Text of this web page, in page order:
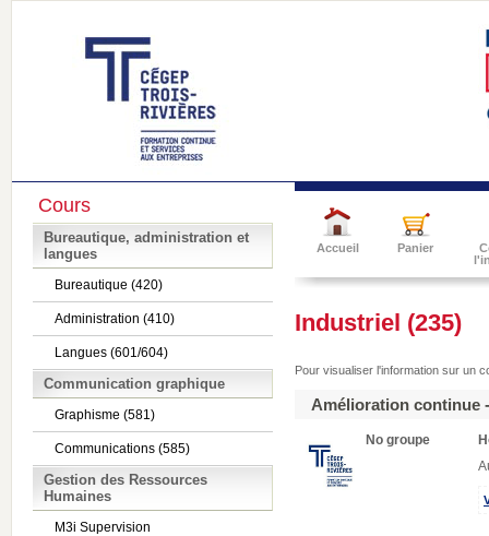
Cours
Bureautique, administration et
langues
Bureautique (420)
Administration (410)
Langues (601/604)
Communication graphique
Graphisme (581)
Communications (585)
Gestion des Ressources
Humaines
M3i Supervision
Accueil Panier
Industriel (235)
Pour visualiser l'information sur un
Amélioration continue
No groupe